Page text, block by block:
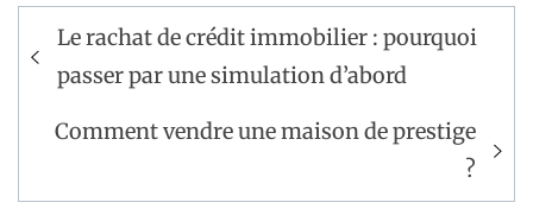
Navigation
de
l’article
Le rachat de crédit immobilier : pourquoi
passer par une simulation d’abord
Comment vendre une maison de prestige
?